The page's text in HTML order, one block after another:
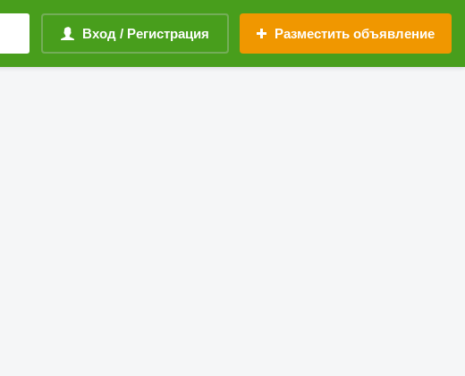
Вход / Регистрация Разместить объявление